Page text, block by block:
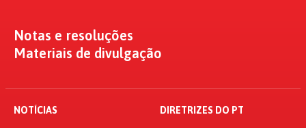
Notas e resoluções
Materiais de divulgação
NOTÍCIAS DIRETRIZES DO PT